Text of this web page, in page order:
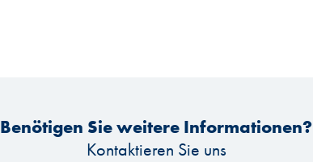
Benötigen Sie weitere Informationen?
Kontaktieren Sie uns